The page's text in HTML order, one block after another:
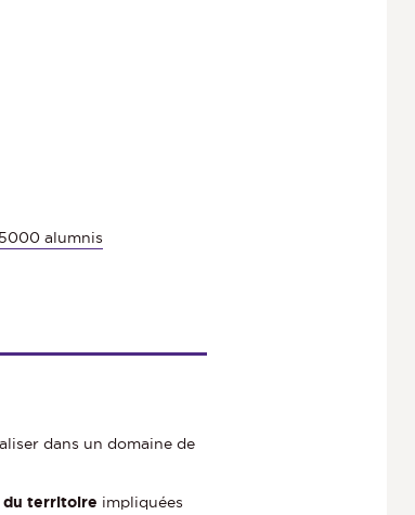
alumnis
dans un domaine de
du territoire impliquées